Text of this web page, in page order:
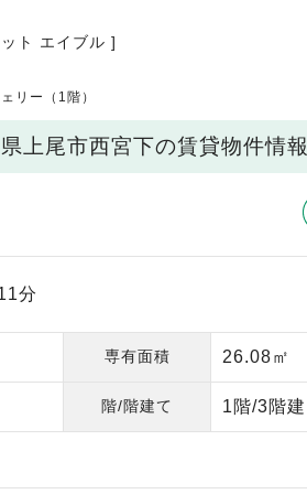
ト エイブル ]
リー（1階）
上尾市西宮下の賃貸物件情報
分
専有面積 26.08㎡
階/階建て 1階/3階建